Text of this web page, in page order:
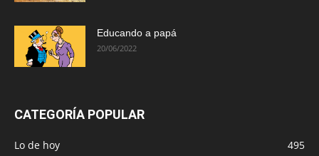
Educando a papá
20/06/2022
CATEGORÍA POPULAR
Lo de hoy
495